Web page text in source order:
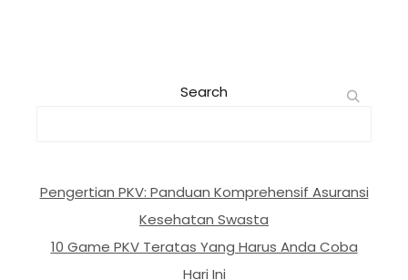
Search
Pengertian PKV: Panduan Komprehensif Asuransi
Kesehatan Swasta
10 Game PKV Teratas Yang Harus Anda Coba
Hari Ini